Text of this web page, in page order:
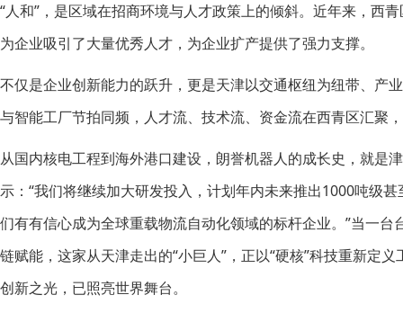
“人和”，是区域在招商环境与人才政策上的倾斜。近年来，西
为企业吸引了大量优秀人才，为企业扩产提供了强力支撑。
不仅是企业创新能力的跃升，更是天津以交通枢纽为纽带、产
与智能工厂节拍同频，人才流、技术流、资金流在西青区汇聚
从国内核电工程到海外港口建设，朗誉机器人的成长史，就是
示：“我们将继续加大研发投入，计划年内未来推出1000吨级
们有有信心成为全球重载物流自动化领域的标杆企业。”当一
链赋能，这家从天津走出的“小巨人”，正以“硬核”科技重新定
创新之光，已照亮世界舞台。